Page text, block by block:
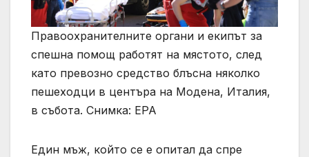
Правоохранителните органи и екипът за
спешна помощ работят на мястото, след
като превозно средство блъсна няколко
пешеходци в центъра на Модена, Италия,
в събота. Снимка: EPA
Един мъж, който се е опитал да спре